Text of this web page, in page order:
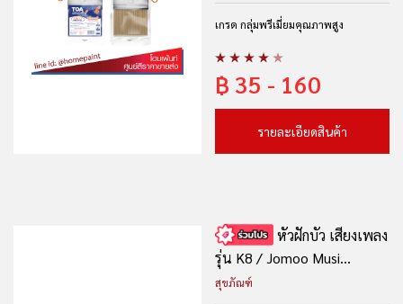
เกรด กลุ่มพรีเมี่ยมคุณภาพสูง
฿ 35 - 160
รายละเอียดสินค้า
หัวฝักบัว เสียงเพลง
รุ่น K8 / Jomoo Musi...
สุขภัณฑ์